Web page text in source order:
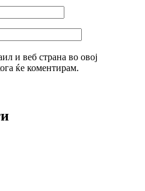
и веб страна во овој
ќе коментирам.